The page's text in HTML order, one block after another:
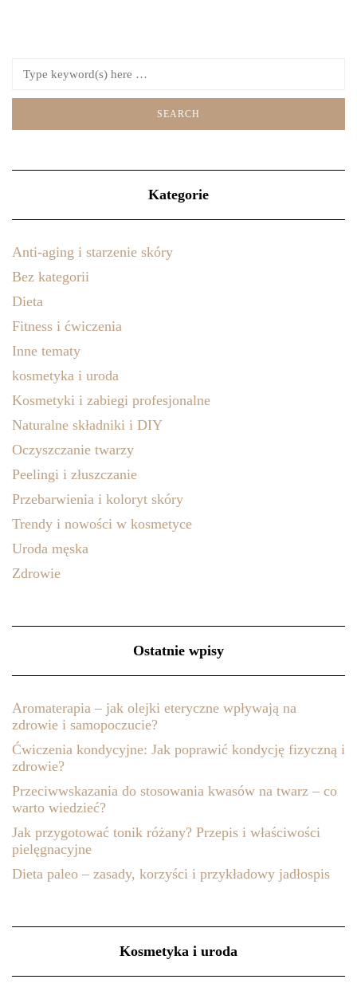
Kategorie
Anti-aging i starzenie skóry
Bez kategorii
Dieta
Fitness i ćwiczenia
Inne tematy
kosmetyka i uroda
Kosmetyki i zabiegi profesjonalne
Naturalne składniki i DIY
Oczyszczanie twarzy
Peelingi i złuszczanie
Przebarwienia i koloryt skóry
Trendy i nowości w kosmetyce
Uroda męska
Zdrowie
Ostatnie wpisy
Aromaterapia – jak olejki eteryczne wpływają na
zdrowie i samopoczucie?
Ćwiczenia kondycyjne: Jak poprawić kondycję fizyczną i
zdrowie?
Przeciwwskazania do stosowania kwasów na twarz – co
warto wiedzieć?
Jak przygotować tonik różany? Przepis i właściwości
pielęgnacyjne
Dieta paleo – zasady, korzyści i przykładowy jadłospis
Kosmetyka i uroda